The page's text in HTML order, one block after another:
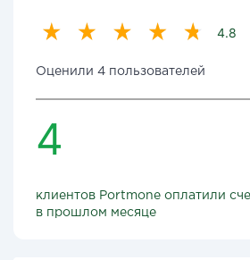
4.8
Оценили 4 пользователей
4
клиентов Portmone оплатили
в прошлом месяце